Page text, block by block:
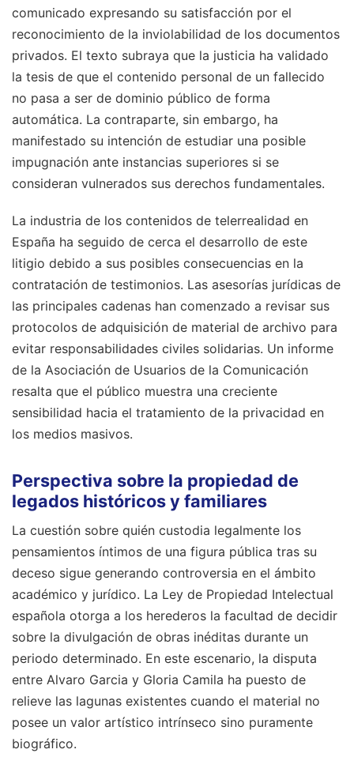
comunicado expresando su satisfacción por el
reconocimiento de la inviolabilidad de los documentos
privados. El texto subraya que la justicia ha validado
la tesis de que el contenido personal de un fallecido
no pasa a ser de dominio público de forma
automática. La contraparte, sin embargo, ha
manifestado su intención de estudiar una posible
impugnación ante instancias superiores si se
consideran vulnerados sus derechos fundamentales.
La industria de los contenidos de telerrealidad en
España ha seguido de cerca el desarrollo de este
litigio debido a sus posibles consecuencias en la
contratación de testimonios. Las asesorías jurídicas de
las principales cadenas han comenzado a revisar sus
protocolos de adquisición de material de archivo para
evitar responsabilidades civiles solidarias. Un informe
de la Asociación de Usuarios de la Comunicación
resalta que el público muestra una creciente
sensibilidad hacia el tratamiento de la privacidad en
los medios masivos.
Perspectiva sobre la propiedad de
legados históricos y familiares
La cuestión sobre quién custodia legalmente los
pensamientos íntimos de una figura pública tras su
deceso sigue generando controversia en el ámbito
académico y jurídico. La Ley de Propiedad Intelectual
española otorga a los herederos la facultad de decidir
sobre la divulgación de obras inéditas durante un
periodo determinado. En este escenario, la disputa
entre Alvaro Garcia y Gloria Camila ha puesto de
relieve las lagunas existentes cuando el material no
posee un valor artístico intrínseco sino puramente
biográfico.